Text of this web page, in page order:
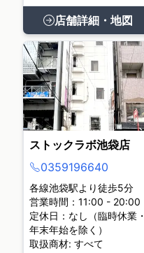
店舗詳細・地図
ストックラボ池袋店
0359196640
各線池袋駅より徒歩5分
営業時間：11:00 - 20:00
定休日：なし（臨時休業・
年末年始を除く）
取扱商材: すべて